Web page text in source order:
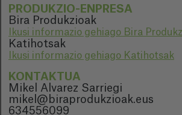
PRODUKZIO-ENPRESA
Bira Produkzioak
Ikusi informazio gehiago Bira
Katihotsak
Ikusi informazio gehiago Katihotsak
KONTAKTUA
Mikel Alvarez Sarriegi
mikel@biraprodukzioak.eus
634556099